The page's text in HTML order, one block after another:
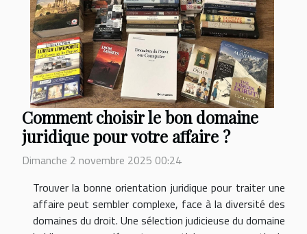
Comment choisir le bon domaine
juridique pour votre affaire ?
Dimanche 2 novembre 2025 00:24
Trouver la bonne orientation juridique pour traiter une
affaire peut sembler complexe, face à la diversité des
domaines du droit. Une sélection judicieuse du domaine